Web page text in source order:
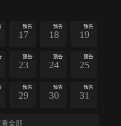
预告
17
预告
18
预告
19
预告
23
预告
24
预告
25
预告
29
预告
30
预告
31
看全部